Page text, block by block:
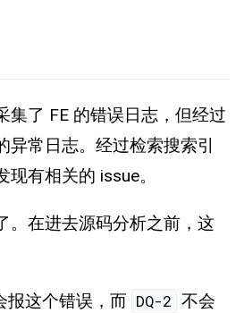
集了 FE 的错误日志，但经过
异常日志。经过检索搜索引
有相关的 issue。
。在进去源码分析之前，这
报这个错误，而 DQ-2 不会